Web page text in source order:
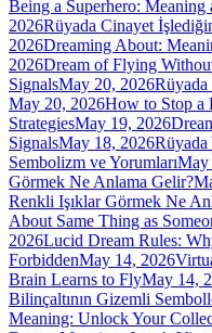
Being a Superhero: Meaning
2026Rüyada Cinayet
2026Dreaming About:
2026Dream of Flying
SignalsMay 20, 2026Rüyada
May 20, 2026How to Stop a
StrategiesMay 19, 2026
SignalsMay 18, 2026
Sembolizm ve YorumlarıMay
Görmek Ne Anlama Gelir?
Renkli Işıklar Görmek Ne
About Same Thing as
2026Lucid Dream Rules:
ForbiddenMay 14, 2026
Brain Learns to FlyMay 14,
Bilinçaltının Gizemli
Meaning: Unlock Your